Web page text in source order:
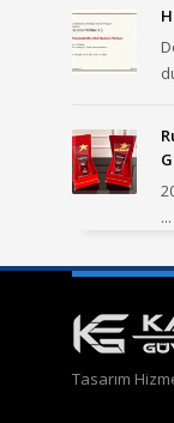
...
Tasarım